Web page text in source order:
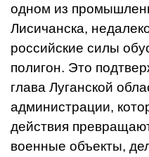
одном из
Лисичанска,
российские силы
полигон. Это
глава Луганской
администрации,
действия
военные объекты,